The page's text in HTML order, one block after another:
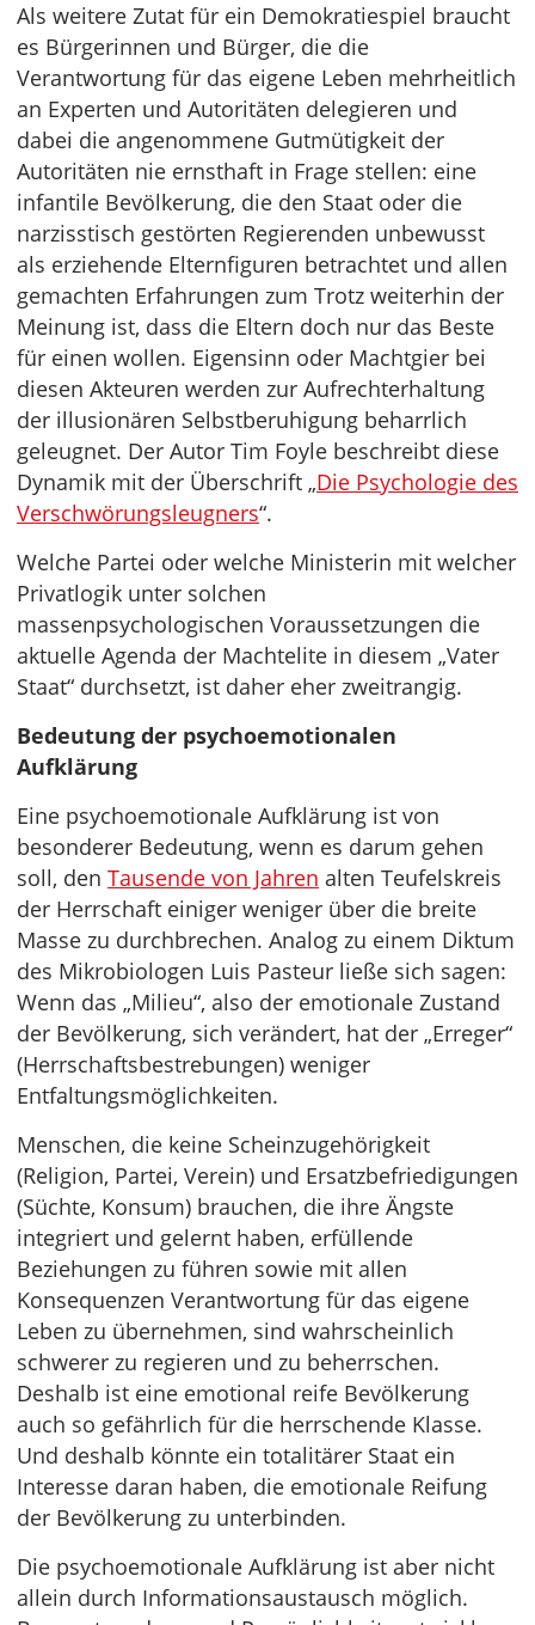
Als weitere Zutat für ein Demokratiespiel braucht
es Bürgerinnen und Bürger, die die
Verantwortung für das eigene Leben mehrheitlich
an Experten und Autoritäten delegieren und
dabei die angenommene Gutmütigkeit der
Autoritäten nie ernsthaft in Frage stellen: eine
infantile Bevölkerung, die den Staat oder die
narzisstisch gestörten Regierenden unbewusst
als erziehende Elternfiguren betrachtet und allen
gemachten Erfahrungen zum Trotz weiterhin der
Meinung ist, dass die Eltern doch nur das Beste
für einen wollen. Eigensinn oder Machtgier bei
diesen Akteuren werden zur Aufrechterhaltung
der illusionären Selbstberuhigung beharrlich
geleugnet. Der Autor Tim Foyle beschreibt diese
Dynamik mit der Überschrift „Die Psychologie des
Verschwörungsleugners“.
Welche Partei oder welche Ministerin mit welcher
Privatlogik unter solchen
massenpsychologischen Voraussetzungen die
aktuelle Agenda der Machtelite in diesem „Vater
Staat“ durchsetzt, ist daher eher zweitrangig.
Bedeutung der psychoemotionalen
Aufklärung
Eine psychoemotionale Aufklärung ist von
besonderer Bedeutung, wenn es darum gehen
soll, den Tausende von Jahren alten Teufelskreis
der Herrschaft einiger weniger über die breite
Masse zu durchbrechen. Analog zu einem Diktum
des Mikrobiologen Luis Pasteur ließe sich sagen:
Wenn das „Milieu“, also der emotionale Zustand
der Bevölkerung, sich verändert, hat der „Erreger“
(Herrschaftsbestrebungen) weniger
Entfaltungsmöglichkeiten.
Menschen, die keine Scheinzugehörigkeit
(Religion, Partei, Verein) und Ersatzbefriedigungen
(Süchte, Konsum) brauchen, die ihre Ängste
integriert und gelernt haben, erfüllende
Beziehungen zu führen sowie mit allen
Konsequenzen Verantwortung für das eigene
Leben zu übernehmen, sind wahrscheinlich
schwerer zu regieren und zu beherrschen.
Deshalb ist eine emotional reife Bevölkerung
auch so gefährlich für die herrschende Klasse.
Und deshalb könnte ein totalitärer Staat ein
Interesse daran haben, die emotionale Reifung
der Bevölkerung zu unterbinden.
Die psychoemotionale Aufklärung ist aber nicht
allein durch Informationsaustausch möglich.